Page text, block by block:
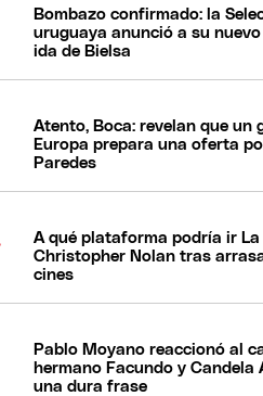
Bombazo confirmado: la
uruguaya anunció a su
ida de Bielsa
Atento, Boca: revelan que un
Europa prepara una oferta
Paredes
A qué plataforma podría ir La
Christopher Nolan tras
cines
Pablo Moyano reaccionó al
hermano Facundo y Candela
una dura frase